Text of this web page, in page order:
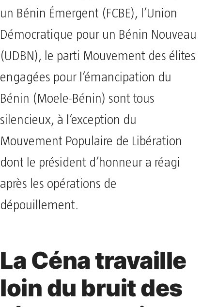
un Bénin Émergent (FCBE), l’Union
Démocratique pour un Bénin Nouveau
(UDBN), le parti Mouvement des élites
engagées pour l’émancipation du
Bénin (Moele-Bénin) sont tous
silencieux, à l’exception du
Mouvement Populaire de Libération
dont le président d’honneur a réagi
après les opérations de
dépouillement.
La Céna travaille
loin du bruit des